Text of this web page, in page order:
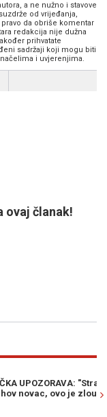
a ne nužno i stavove
od vrijeđanja,
pravo da obriše komentar
redakcija nije dužna
prihvatate
sadržaji koji mogu biti
i uvjerenjima.
ovaj članak!
koriste javni